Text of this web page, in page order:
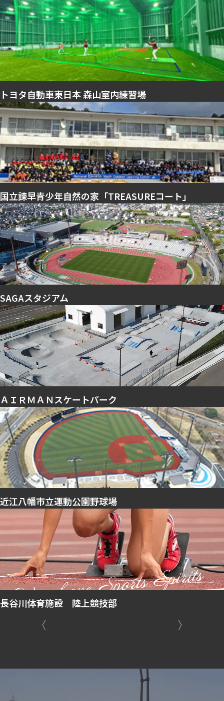
トヨタ自動車東日本 森山室内練習場
国立諫早青少年自然の家「TREASUREコート」
SAGAスタジアム
ＡＩＲＭＡＮスケートパーク
近江八幡市立運動公園野球場
長谷川体育施設 陸上競技部